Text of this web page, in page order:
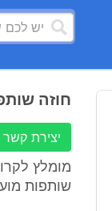
חוזה
יצירת
מומלץ
שותפות